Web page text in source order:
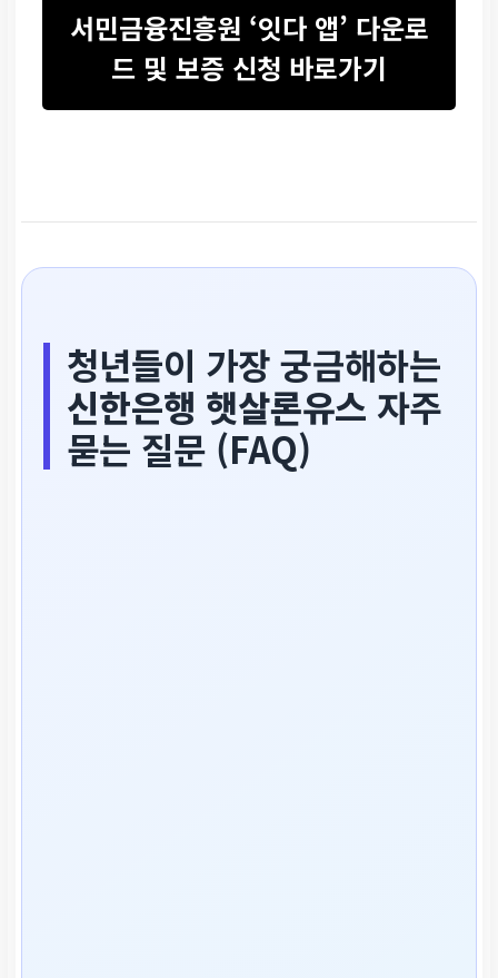
서민금융진흥원 ‘잇다 앱’ 다운로
드 및 보증 신청 바로가기
청년들이 가장 궁금해하는
신한은행 햇살론유스 자주
묻는 질문 (FAQ)